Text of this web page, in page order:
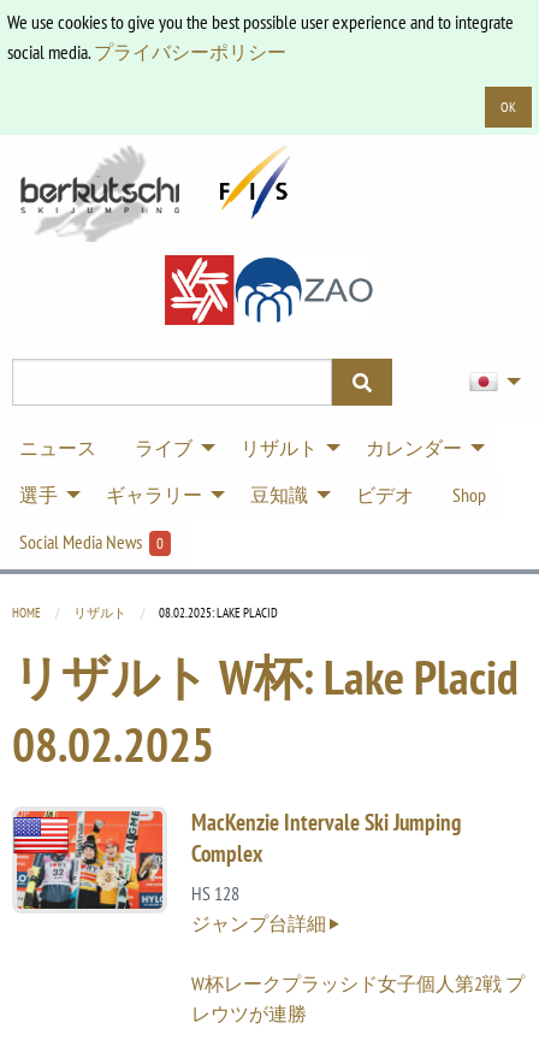
We use cookies to give you the best possible user experience and to integrate
social media.プライバシーポリシー
OK
ニュース ライブ リザルト
カレンダー
選手
ギャラリー 豆知識 ビデオ
Shop
Social Media News
0
HOME リザルト CURRENT:
08.02.2025: LAKE PLACID
リザルト W杯: Lake Placid
08.02.2025
MacKenzie Intervale Ski Jumping
Complex
HS 128
ジャンプ台詳細
W杯レークプラッシド女子個人第2戦 プ
レウツが連勝